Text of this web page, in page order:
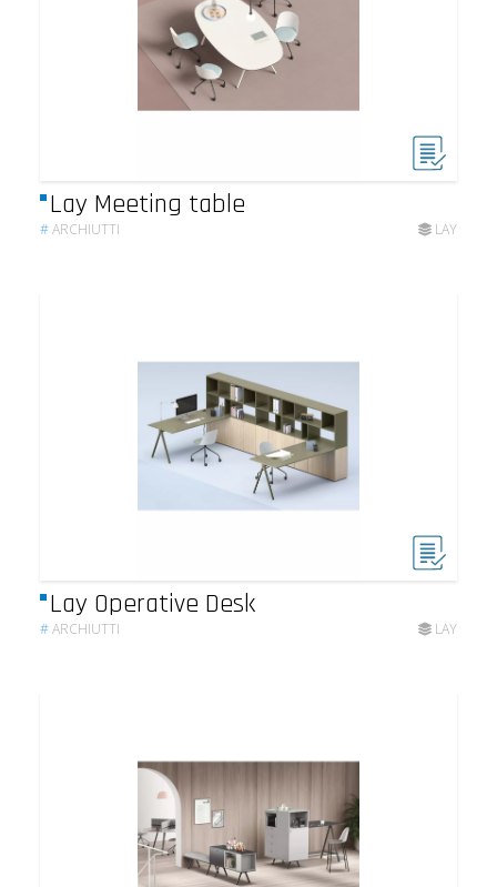
Lay Meeting table
#ARCHIUTTI LAY
Lay Operative Desk
#ARCHIUTTI LAY